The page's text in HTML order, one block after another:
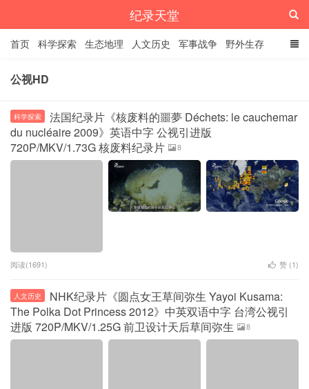
纪录天堂
首页 科学探索 生态地理 人文历史 军事战争 野外生存
经典纪录
公视HD
科学探索
法国纪录片《核废料的噩夢 Déchets: le cauchemar
du nucléaire 2009》英语中字 公视引进版
720P/MKV/1.73G 核废料纪录片
8
阅读(1691) 赞 (1)
人文历史
NHK纪录片《圆点女王草间弥生 Yayoi Kusama:
The Polka Dot Princess 2012》中英双语中字 台湾公视引
进版 720P/MKV/1.25G 前卫设计天后草间弥生
8